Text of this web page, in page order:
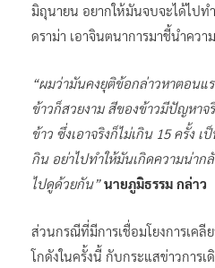
มิถุนายน อยากให้มันจบจะได้ไปท
ดราม่า เอาจินตนาการมาชี้นำควา
“ผมว่ามันคงยุติข้อกล่าวหาตอนแ
ข้าวก็สวยงาม สีของข้าวมีปัญหา
ข้าว ซึ่งเอาจริงก็ไม่เกิน 15 ครั้ง
กิน อย่าไปทำให้มันเกิดความน่าก
ไปดูด้วยกัน”นายภูมิธรรม กล่าว
ส่วนกรณีที่มีการเชื่อมโยงการเคลี
โกดังในครั้งนี้ กับกระแสข่าวการ